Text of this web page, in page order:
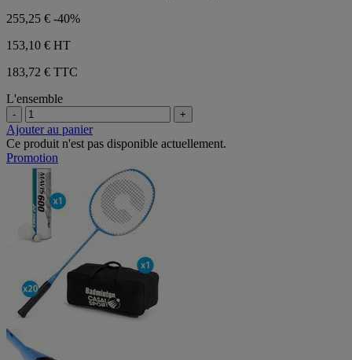
255,25 € -40%
153,10 € HT
183,72 € TTC
L'ensemble
- +
Ajouter au panier
Ce produit n'est pas disponible actuellement.
Promotion